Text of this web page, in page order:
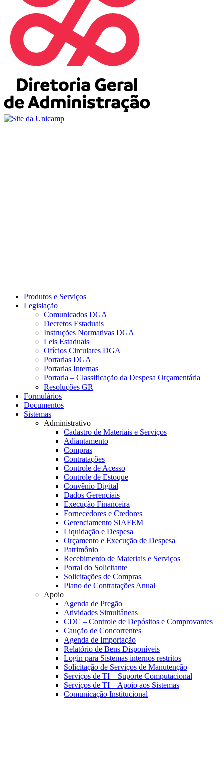
Produtos e Serviços
Legislação
Comunicados DGA
Decretos Estaduais
Instruções Normativas DGA
Leis Estaduais
Ofícios Circulares DGA
Portarias DGA
Portarias Internas
Portaria – Classificação da Despesa Orçamentária
Resoluções GR
Formulários
Documentos
Sistemas
Administrativo
Cadastro de Materiais e Serviços
Adiantamento
Compras
Contratações
Controle de Acesso
Controle de Estoque
Convênio Digital
Dados Gerenciais
Execução Financeira
Fornecedores e Credores
Gerenciamento SIAFEM
Liquidação e Despesa
Orçamento e Execução de Despesa
Patrimônio
Recebimento de Materiais e Serviços
Portal do Solicitante
Solicitações de Compras
Plano de Contratações Anual
Apoio
Agenda de Pregão
Atividades Simultâneas
CDC – Controle de Depósitos e Comprovantes
Caução de Concorrentes
Agenda de Importação
Relatório de Bens Disponíveis
Login para Sistemas internos restritos
Solicitação de Serviços de Manutenção
Serviços de TI – Suporte Computacional
Serviços de TI – Apoio aos Sistemas
Comunicação Institucional